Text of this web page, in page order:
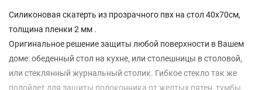
Силиконовая скатерть из прозрачного пвх на стол 40x70см,
толщина пленки 2 мм .
Оригинальное решение защиты любой поверхности в Вашем
доме: обеденный стол на кухне, или столешницы в столовой,
или стеклянный журнальный столик. Гибкое стекло так же
подойдет для защиты подоконника от желтых пятен, тумбы,